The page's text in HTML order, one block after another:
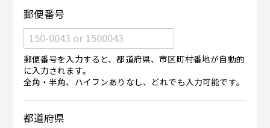
郵便番号
郵便番号を入力すると、都道府県、市区町村番地が自動的
に入力されます。
全角・半角、ハイフンありなし、どれでも入力可能です。
都道府県